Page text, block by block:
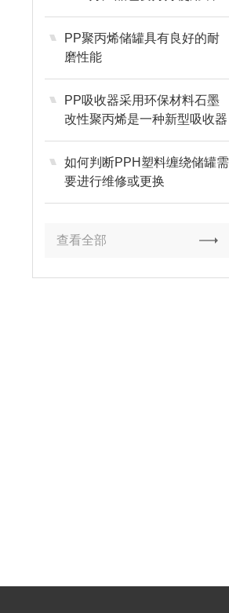
PP聚丙烯储罐具有良好的耐
磨性能
PP吸收器采用环保材料石墨
改性聚丙烯是一种新型吸收器
如何判断PPH塑料缠绕储罐需
要进行维修或更换
查看全部